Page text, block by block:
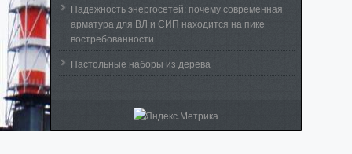
Надежность энергосетей: почему современная
арматура для ВЛ и СИП находится на пике
востребованности
Настольные наборы из дерева